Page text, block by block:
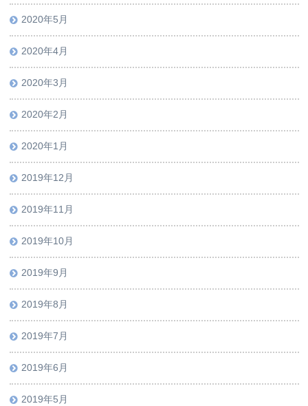
2020年5月
2020年4月
2020年3月
2020年2月
2020年1月
2019年12月
2019年11月
2019年10月
2019年9月
2019年8月
2019年7月
2019年6月
2019年5月